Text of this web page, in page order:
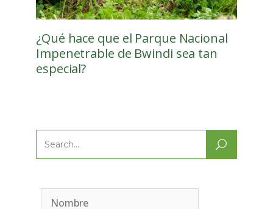
¿Qué hace que el Parque Nacional
Impenetrable de Bwindi sea tan
especial?
Search